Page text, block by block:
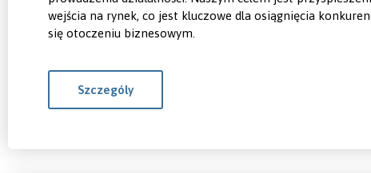
wejścia na rynek, co jest kluczowe dla osiągnięcia
się otoczeniu biznesowym.
Szczególy